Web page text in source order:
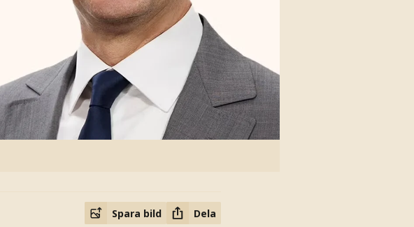
Spara bild Dela